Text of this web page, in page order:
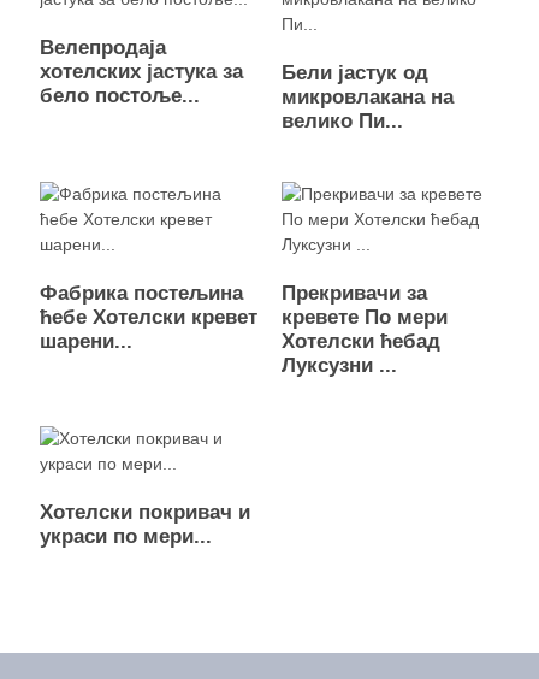
Велепродаја
хотелских јастука за
бело постоље...
Бели јастук од
микровлакана на
велико Пи...
Фабрика постељина
ћебе Хотелски кревет
шарени...
Прекривачи за
кревете По мери
Хотелски ћебад
Луксузни ...
Хотелски покривач и
украси по мери...